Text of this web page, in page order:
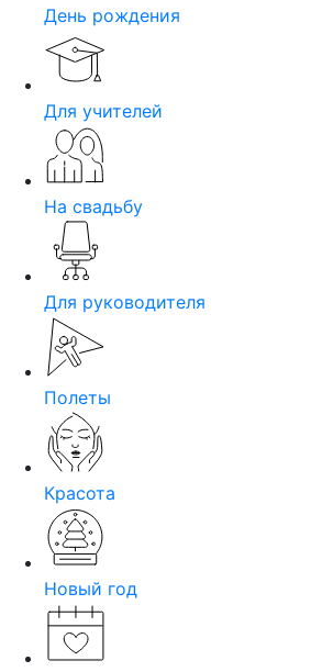
День рождения
Для учителей
На свадьбу
Для руководителя
Полеты
Красота
Новый год